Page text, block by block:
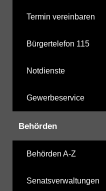
Termin vereinbaren
Bürgertelefon 115
Notdienste
Gewerbeservice
Behörden
Behörden A-Z
Senatsverwaltungen